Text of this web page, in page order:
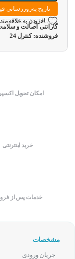
تاریخ به‌روزرسانی قیمت: 18-
افزودن به علاقه
گارانتی اصالت و
فروشنده: کنترل 24
امکان تحویل
خرید اینترنتی
خدمات پس از
مشخصات
جریان ورودی